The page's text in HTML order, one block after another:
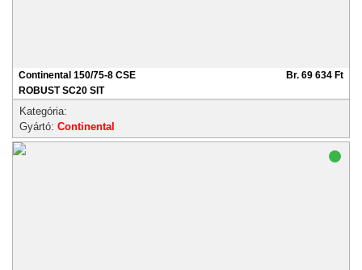
Continental 150/75-8 CSE
ROBUST SC20 SIT
Br. 69 634 Ft
Kategória:
Gyártó: Continental